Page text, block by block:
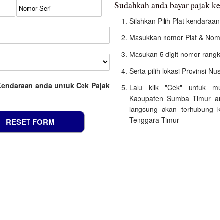
anda untuk Cek Pajak
Sudahkah anda bayar pajak
Silahkan Pilih Plat
Masukkan nomor Plat &
Masukan 5 digit nomor
Serta pilih lokasi Provinsi
Lalu klik "Cek" untuk
Kabupaten Sumba Timur
langsung akan terhubung
Tenggara Timur